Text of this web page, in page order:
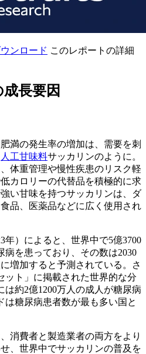
ンロード このレポートの詳細
長要因
満の発生率の増加は、需要を刺
人工甘味料サッカリンのように。
体重管理や慢性疾患のリスク軽
カロリーの代替品を積極的に求
い甘味を持つサッカリンは、ダ
品、医薬品などに広く使用され
年）によると、世界中で5億3700
病を患っており、その数は2030
増加すると予測されている。さ
ット」に掲載された世界的な分
は約2億1200万人の成人が糖尿病
は糖尿病患者数が最も多い国と
消費者と製造業者の両方をより
、世界中でサッカリンの普及を